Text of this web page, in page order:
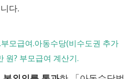
다.
모급여.아동수당(비수도권 추가
원? 부모급여 계산기.